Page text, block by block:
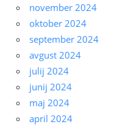
november 2024
oktober 2024
september 2024
avgust 2024
julij 2024
junij 2024
maj 2024
april 2024